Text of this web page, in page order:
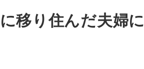
移り住んだ夫婦に